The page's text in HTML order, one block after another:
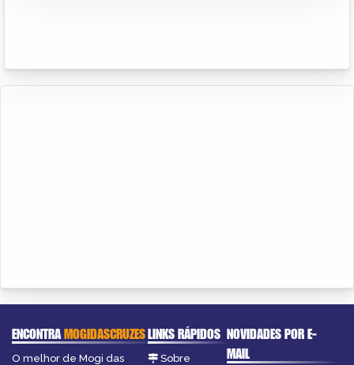
ENCONTRAMOGIDASCRUZES
O melhor de Mogi das
LINKS RÁPIDOS
Sobre
NOVIDADES POR E-
MAIL